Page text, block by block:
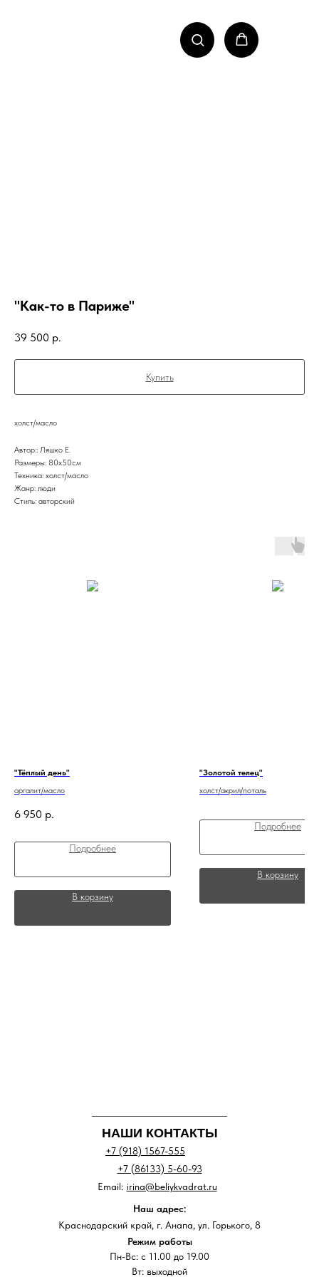
"Как-то в Париже"
39 500 р.
Купить
холст/масло
Автор:: Ляшко Е.
Размеры: 80x50см
Техника: холст/масло
Жанр: люди
Стиль: авторский
"Тёплый день"
оргалит/масло
6 950 р.
Подробнее
В корзину
"Золотой телец"
холст/акрил/поталь
Подробнее
В корзину
НАШИ КОНТАКТЫ
+7 (918) 1567-555
+7 (86133) 5-60-93
Наш адрес:
Краснодарский край, г. Анапа, ул. Горького, 8
Режим работы
Пн-Вс: с 11.00 до 19.00
Вт: выходной
irina@beliykvadrat.ru
Email: